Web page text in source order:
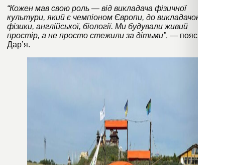
“Кожен мав свою роль — від викладача фізичної
культури, який є чемпіоном Європи, до викладачок
фізики, англійської, біології. Ми будували живий
простір, а не просто стежили за дітьми”, — пояснює
Дар’я.